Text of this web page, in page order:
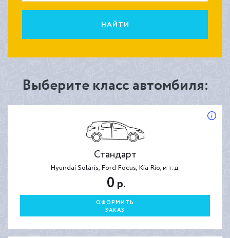
НАЙТИ
Выберите класс автомбиля:
Стандарт
Hyundai Solaris, Ford Focus, Kia Rio, и т.д.
0 р.
ОФОРМИТЬ
ЗАКАЗ